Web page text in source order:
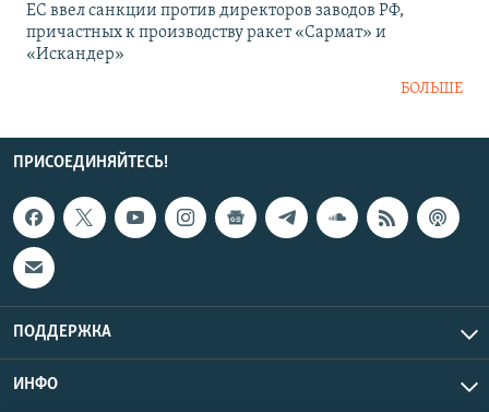
ЕС ввел санкции против директоров заводов РФ,
причастных к производству ракет «Сармат» и
«Искандер»
БОЛЬШЕ
ПРИСОЕДИНЯЙТЕСЬ!
ПОДДЕРЖКА
ИНФО